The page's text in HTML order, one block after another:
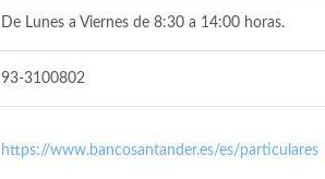
De Lunes a Viernes de 8:30 a 14:00 horas.
93-3100802
https://www.bancosantander.es/es/particulares